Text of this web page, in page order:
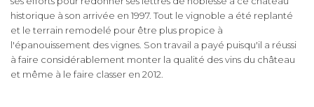
historique à son arrivée en 1997. Tout le vignoble a été replanté
et le terrain remodelé pour être plus propice à
l'épanouissement des vignes. Son travail a payé puisqu'il a réussi
à faire considérablement monter la qualité des vins du château
et même à le faire classer en 2012.